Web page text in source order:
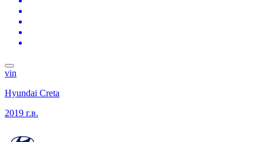
vin
Hyundai Creta
2019 г.в.